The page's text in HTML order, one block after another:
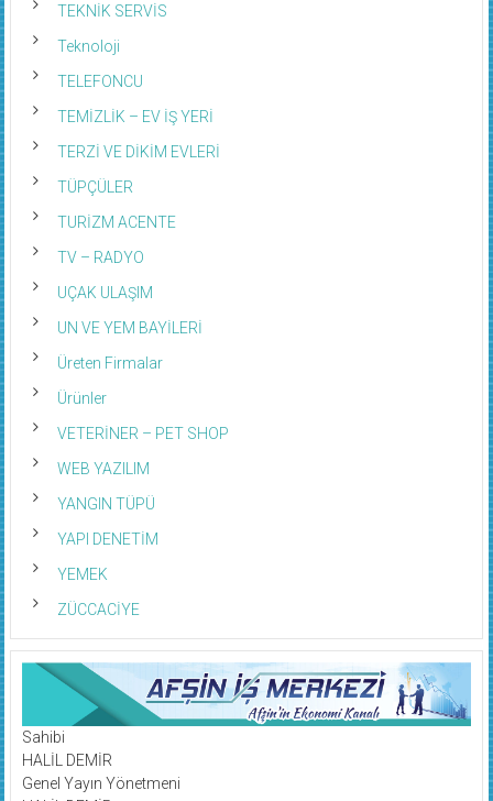
TEKNİK SERVİS
Teknoloji
TELEFONCU
TEMİZLİK – EV İŞ YERİ
TERZİ VE DİKİM EVLERİ
TÜPÇÜLER
TURİZM ACENTE
TV – RADYO
UÇAK ULAŞIM
UN VE YEM BAYİLERİ
Üreten Firmalar
Ürünler
VETERİNER – PET SHOP
WEB YAZILIM
YANGIN TÜPÜ
YAPI DENETİM
YEMEK
ZÜCCACİYE
Sahibi
HALİL DEMİR
Genel Yayın Yönetmeni